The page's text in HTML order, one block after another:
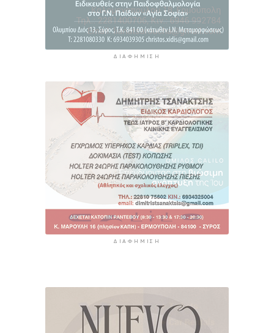
ΔΙΑΦΉΜΙΣΗ
ΔΙΑΦΉΜΙΣΗ